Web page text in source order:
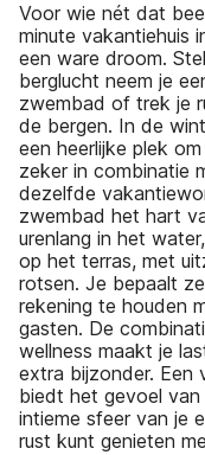
Voor wie nét dat
minute vakantiehuis
een ware droom.
berglucht neem je
zwembad of trek je
de bergen. In de
een heerlijke plek
zeker in combinatie
dezelfde
zwembad het hart
urenlang in het
op het terras, met
rotsen. Je bepaalt
rekening te houden
gasten. De
wellness maakt je
extra bijzonder. Een
biedt het gevoel
intieme sfeer van je
rust kunt genieten